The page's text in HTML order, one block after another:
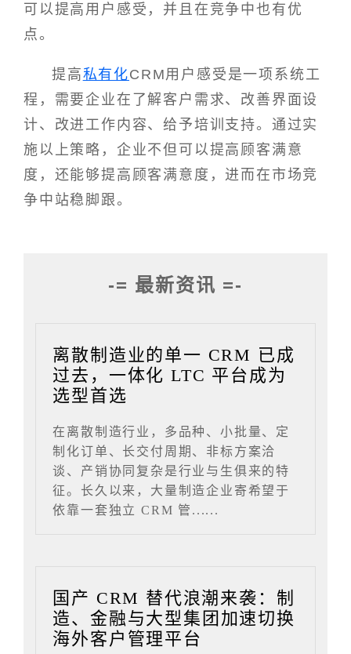
可以提高用户感受，并且在竞争中也有优
点。
提高私有化CRM用户感受是一项系统工
程，需要企业在了解客户需求、改善界面设
计、改进工作内容、给予培训支持。通过实
施以上策略，企业不但可以提高顾客满意
度，还能够提高顾客满意度，进而在市场竞
争中站稳脚跟。
-= 最新资讯 =-
离散制造业的单一 CRM 已成
过去，一体化 LTC 平台成为
选型首选
在离散制造行业，多品种、小批量、定
制化订单、长交付周期、非标方案洽
谈、产销协同复杂是行业与生俱来的特
征。长久以来，大量制造企业寄希望于
依靠一套独立 CRM 管......
国产 CRM 替代浪潮来袭：制
造、金融与大型集团加速切换
海外客户管理平台